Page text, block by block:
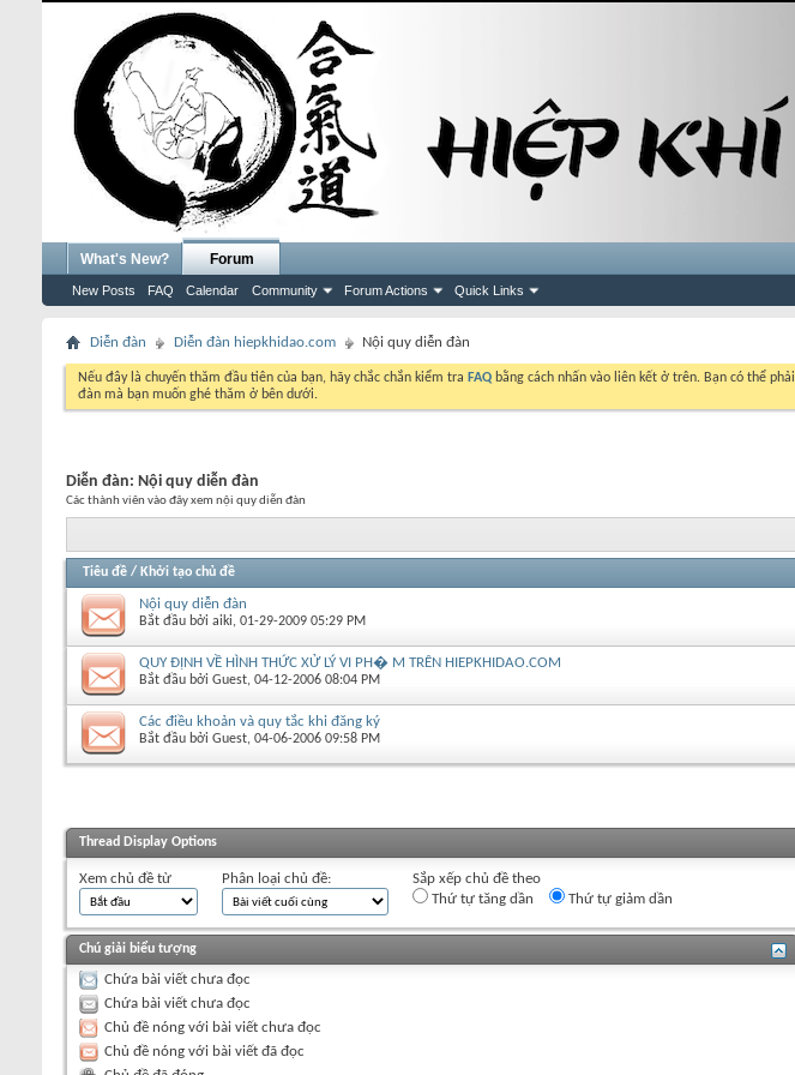
What's New? Forum
New Posts FAQ Calendar Community Forum Actions Quick Links
Diễn đàn Diễn đàn hiepkhidao.com Nội quy diễn đàn
Nếu đây là chuyến thăm đầu tiên của bạn, hãy chắc chắn kiểm tra FAQ bằng cách nhấn vào liên kết ở trên. Bạn có thể phải
đàn mà bạn muốn ghé thăm ở bên dưới.
Diễn đàn: Nội quy diễn đàn
Các thành viên vào đây xem nội quy diễn đàn
Tiêu đề / Khởi tạo chủ đề
Nội quy diễn đàn
Bắt đầu bởi aiki‎, 01-29-2009 05:29 PM
QUY ĐỊNH VỀ HÌNH THỨC XỬ LÝ VI PH� M TRÊN HIEPKHIDAO.COM
Bắt đầu bởi Guest‎, 04-12-2006 08:04 PM
Các điều khoản và quy tắc khi đăng ký
Bắt đầu bởi Guest‎, 04-06-2006 09:58 PM
Thread Display Options
Xem chủ đề từ Phân loại chủ đề:
Sắp xếp chủ đề theo
Thứ tự tăng dần
Thứ tự giảm dần
Chú giải biểu tượng
Chứa bài viết chưa đọc
Chứa bài viết chưa đọc
Chủ đề nóng với bài viết chưa đọc
Chủ đề nóng với bài viết đã đọc